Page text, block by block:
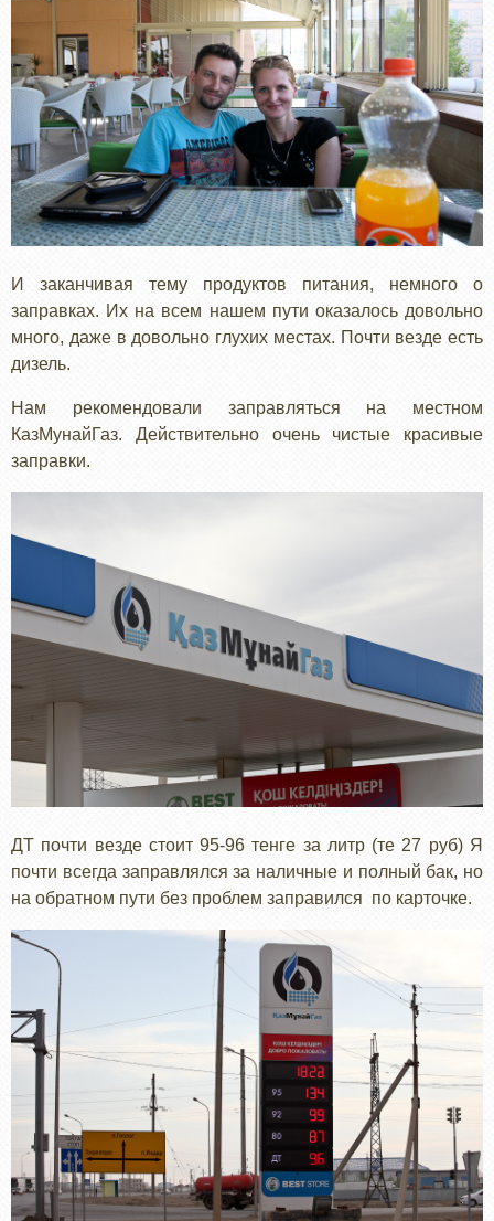
И заканчивая тему продуктов питания, немного о
заправках. Их на всем нашем пути оказалось довольно
много, даже в довольно глухих местах. Почти везде есть
дизель.
Нам рекомендовали заправляться на местном
КазМунайГаз. Действительно очень чистые красивые
заправки.
ДТ почти везде стоит 95-96 тенге за литр (те 27 руб) Я
почти всегда заправлялся за наличные и полный бак, но
на обратном пути без проблем заправился по карточке.